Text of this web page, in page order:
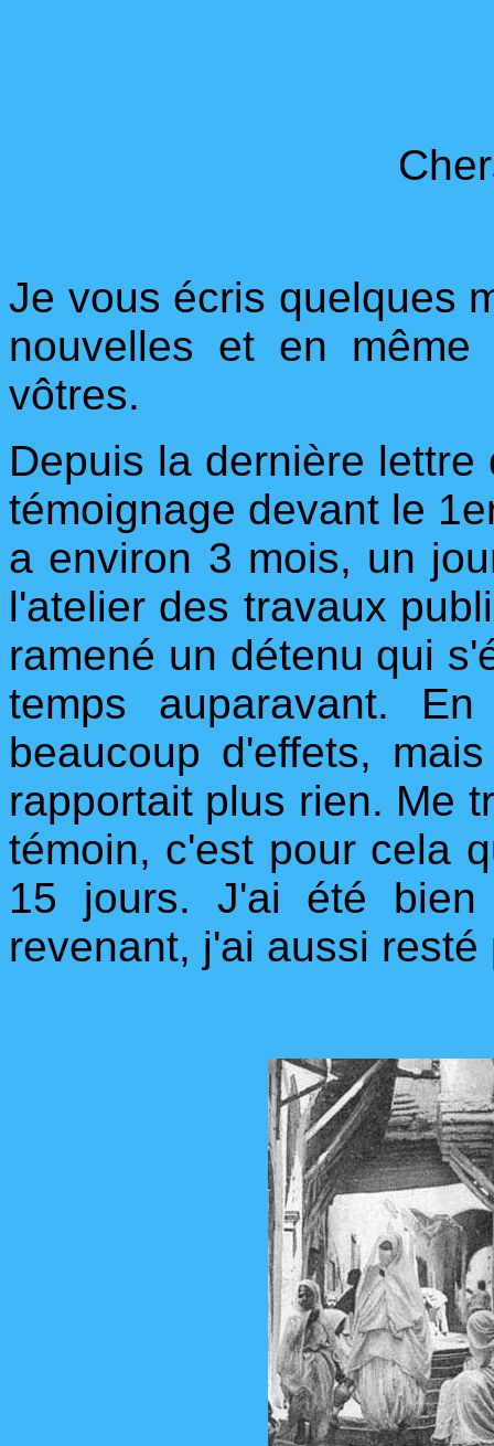
Je vous écris quelques
nouvelles et en
vôtres.
Depuis la dernière
témoignage devant le
a environ 3 mois, un
l'atelier des travaux
ramené un détenu qui
temps auparavant.
beaucoup d'effets,
rapportait plus rien. Me
témoin, c'est pour cela
15 jours. J'ai été
revenant, j'ai aussi